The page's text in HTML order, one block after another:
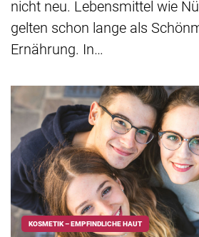
nicht neu. Lebensmittel wie
gelten schon lange als
Ernährung. In…
KOSMETIK – EMPFINDLICHE HAUT